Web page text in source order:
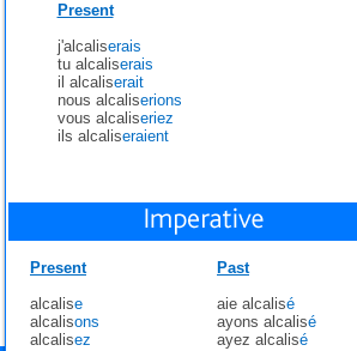
Present
j'alcaliserais
tu alcaliserais
il alcaliserait
nous alcaliserions
vous alcaliseriez
ils alcaliseraient
Present
alcalise
alcalisons
alcalisez
Past
aie alcalisé
ayons alcalisé
ayez alcalisé